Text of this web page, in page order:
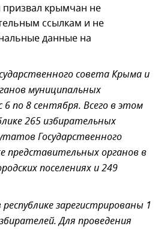
крымчан не
ссылкам и не
данные на
совета Крыма и
муниципальных
6 по 8 сентября. Всего в этом
265 избирательных
Государственного
органов в
поселениях и 249
зарегистрированы 1
Для проведения